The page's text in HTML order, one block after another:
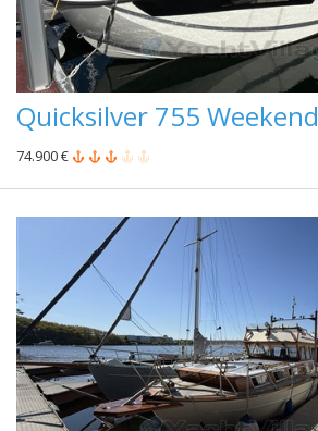
Quicksilver 755 Weekend
74.900 €